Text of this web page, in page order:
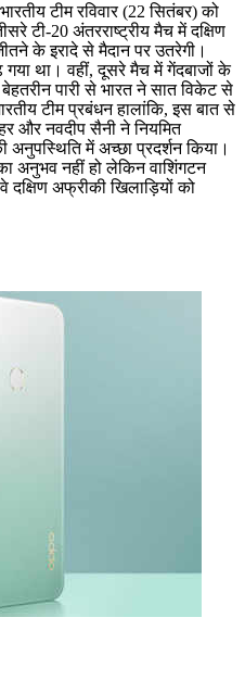
टीम रविवार (22 सितंबर) को
टी-20 अंतरराष्ट्रीय मैच में दक्षिण
के इरादे से मैदान पर उतरेगी।
गया था। वहीं, दूसरे मैच में गेंदबाजों के
पारी से भारत ने सात विकेट से
टीम प्रबंधन हालांकि, इस बात से
और नवदीप सैनी ने नियमित
में अच्छा प्रदर्शन किया।
अनुभव नहीं हो लेकिन वाशिंगटन
दक्षिण अफ्रीकी खिलाड़ियों को